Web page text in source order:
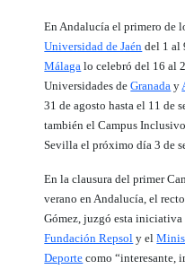
En Andalucía el primero de
Universidad de Jaén del 1 al
Málaga lo celebró del 16 al
Universidades deGranada y
31 de agosto hasta el 11 de
también el Campus
Sevilla el próximo día 3 de
En la clausura del primer
verano en Andalucía, el
Gómez, juzgó esta
Fundación Repsol y el
Deporte como “interesante,